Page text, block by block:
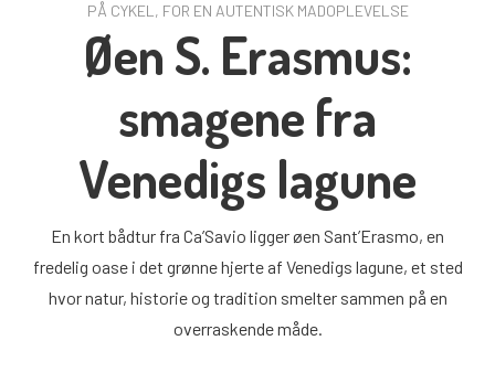
PÅ CYKEL, FOR EN AUTENTISK MADOPLEVELSE
Øen S. Erasmus:
smagene fra
Venedigs lagune
En kort bådtur fra Ca’Savio ligger øen Sant’Erasmo, en
fredelig oase i det grønne hjerte af Venedigs lagune, et sted
hvor natur, historie og tradition smelter sammen på en
overraskende måde.